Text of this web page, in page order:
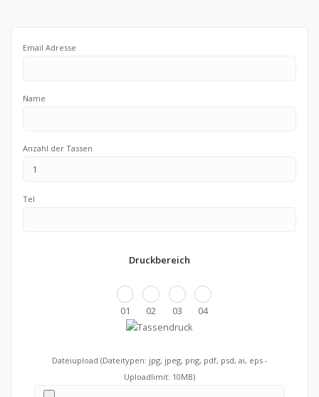
Email Adresse
Name
Anzahl der Tassen
Tel
Druckbereich
01 02 03 04
Dateiupload (Dateitypen: jpg, jpeg, png, pdf, psd, ai, eps -
Uploadlimit: 10MB)